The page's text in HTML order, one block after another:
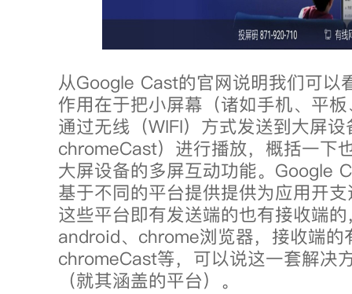
从Google Cast的官网说明我们可以
作用在于把小屏幕（诸如手机、平
通过无线（WIFI）方式发送到大屏
chromeCast）进行播放，概括一下
大屏设备的多屏互动功能。Google
基于不同的平台提供提供为应用开
这些平台即有发送端的也有接收端
android、chrome浏览器，接收端的
chromeCast等，可以说这一套解决
（就其涵盖的平台）。